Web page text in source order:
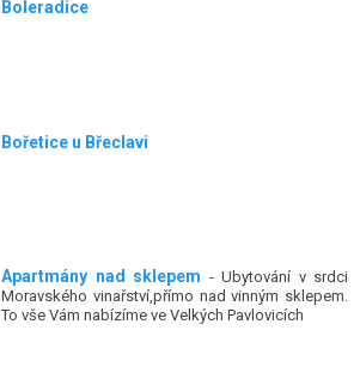
Boleradice
Bořetice u Břeclavi
Apartmány nad sklepem - Ubytování v srdci
Moravského vinařství,přímo nad vinným sklepem.
To vše Vám nabízíme ve Velkých Pavlovicích